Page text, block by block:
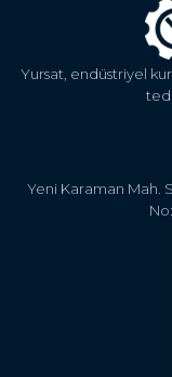
Yursat, endüstriyel
Yeni Karaman Mah.